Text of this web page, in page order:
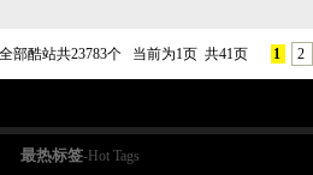
部酷站共23783个 当前为1页 共41页 1 2
最热标签-Hot Tags